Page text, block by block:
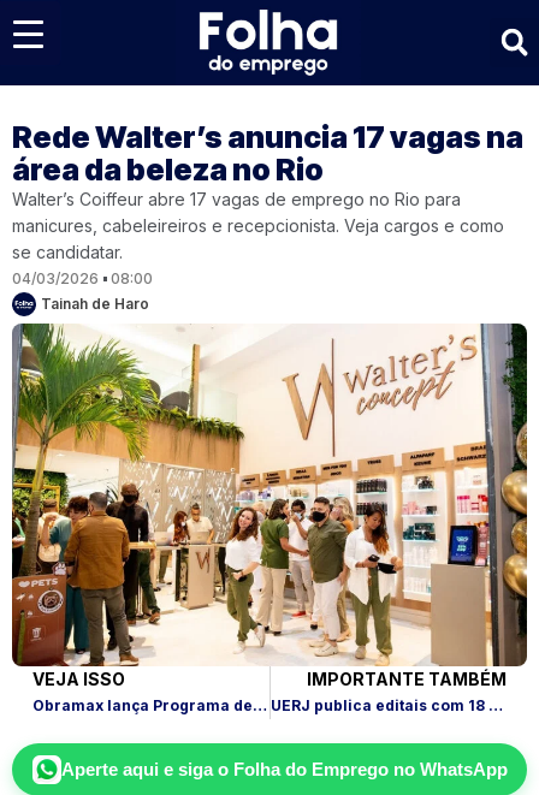
Rede Walter’s anuncia 17 vagas na
área da beleza no Rio
Walter’s Coiffeur abre 17 vagas de emprego no Rio para
manicures, cabeleireiros e recepcionista. Veja cargos e como
se candidatar.
04/03/2026
08:00
Tainah de Haro
VEJA ISSO
Obramax lança Programa de Trainee 2026 para recém-formados; veja como se inscrever
IMPORTANTE TAMBÉM
UERJ publica editais com 18 oportunidades e salários atrativos
Aperte aqui e siga o Folha do Empregono WhatsApp